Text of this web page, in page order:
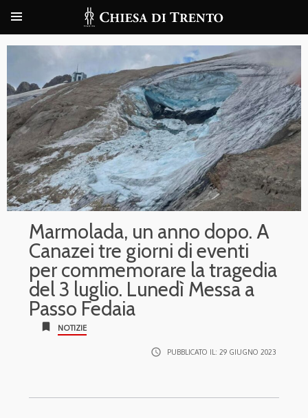
Marmolada, un anno dopo. A
Canazei tre giorni di eventi
per commemorare la tragedia
del 3 luglio. Lunedì Messa a
Passo Fedaia
bookmark NOTIZIE
access_time PUBBLICATO IL: 29 GIUGNO 2023